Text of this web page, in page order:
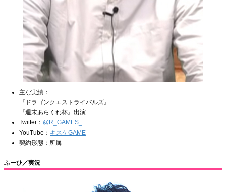
主な実績：
『ドラゴンクエストライバルズ』
『週末あらくれ杯』出演
Twitter： @R_GAMES_
YouTube： キスケGAME
契約形態：所属
ふーひ／実況